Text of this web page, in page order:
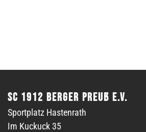
SC 1912 Berger Preuß e.V.
Sportplatz Hastenrath
Im Kuckuck 35